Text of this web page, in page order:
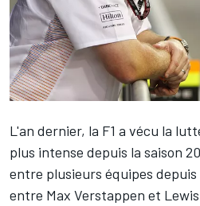
L'an dernier, la F1 a vécu la
plus intense depuis la saison
entre plusieurs équipes
entre Max Verstappen et